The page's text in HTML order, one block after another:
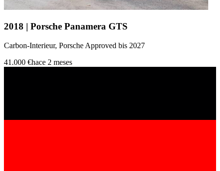
2018 | Porsche Panamera GTS
Carbon-Interieur, Porsche Approved bis 2027
41.000 €hace 2 meses